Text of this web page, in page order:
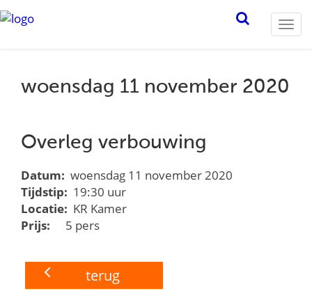
woensdag 11 november 2020
Overleg verbouwing
Datum: woensdag 11 november 2020
Tijdstip: 19:30 uur
Locatie: KR Kamer
Prijs:
5 pers
terug